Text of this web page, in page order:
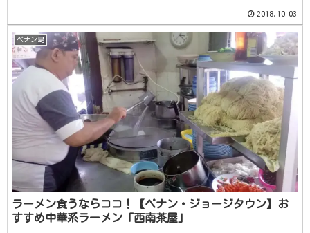
2018.10.03
ペナン島
ラーメン食うならココ！【ペナン・ジョージタウン】お
すすめ中華系ラーメン「西南茶屋」